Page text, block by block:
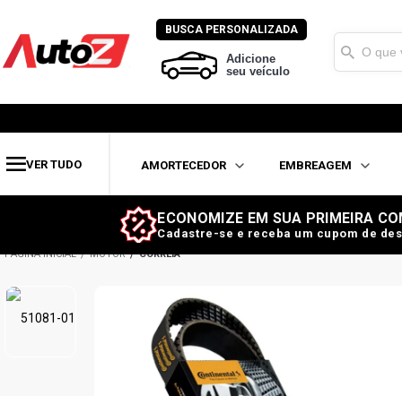
BUSCA PERSONALIZADA
Adicione
seu veículo
VER TUDO AMORTECEDOR EMBREAGEM
ECONOMIZE EM SUA PRIMEIRA
Cadastre-se e receba um cupom de
MOTOR CORREIA